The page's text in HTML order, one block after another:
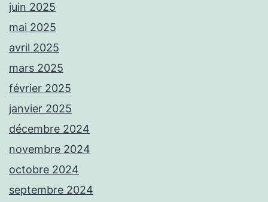
juin 2025
mai 2025
avril 2025
mars 2025
février 2025
janvier 2025
décembre 2024
novembre 2024
octobre 2024
septembre 2024